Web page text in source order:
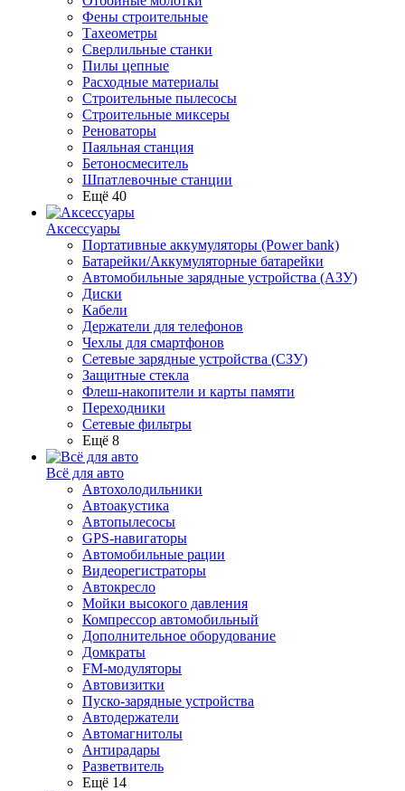
Фены строительные
Тахеометры
Сверлильные станки
Пилы цепные
Расходные материалы
Строительные пылесосы
Строительные миксеры
Реноваторы
Паяльная станция
Бетоносмеситель
Шпатлевочные станции
Ещё 40
Аксессуары
Портативные аккумуляторы (Power bank)
Батарейки/Аккумуляторные батарейки
Автомобильные зарядные устройства (АЗУ)
Диски
Кабели
Держатели для телефонов
Чехлы для смартфонов
Сетевые зарядные устройства (СЗУ)
Защитные стекла
Флеш-накопители и карты памяти
Переходники
Сетевые фильтры
Ещё 8
Всё для авто
Автохолодильники
Автоакустика
Автопылесосы
GPS-навигаторы
Автомобильные рации
Видеорегистраторы
Автокресло
Мойки высокого давления
Компрессор автомобильный
Дополнительное оборудование
Домкраты
FM-модуляторы
Автовизитки
Пуско-зарядные устройства
Автодержатели
Автомагнитолы
Антирадары
Разветвитель
Ещё 14